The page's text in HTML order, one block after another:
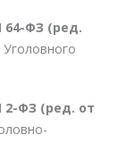
64-ФЗ (ред.
2-ФЗ (ред. от